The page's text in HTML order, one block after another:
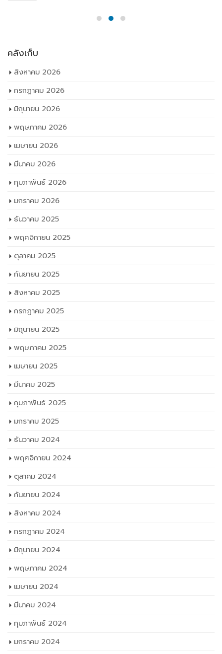
คลังเก็บ
สิงหาคม 2026
กรกฎาคม 2026
มิถุนายน 2026
พฤษภาคม 2026
เมษายน 2026
มีนาคม 2026
กุมภาพันธ์ 2026
มกราคม 2026
ธันวาคม 2025
พฤศจิกายน 2025
ตุลาคม 2025
กันยายน 2025
สิงหาคม 2025
กรกฎาคม 2025
มิถุนายน 2025
พฤษภาคม 2025
เมษายน 2025
มีนาคม 2025
กุมภาพันธ์ 2025
มกราคม 2025
ธันวาคม 2024
พฤศจิกายน 2024
ตุลาคม 2024
กันยายน 2024
สิงหาคม 2024
กรกฎาคม 2024
มิถุนายน 2024
พฤษภาคม 2024
เมษายน 2024
มีนาคม 2024
กุมภาพันธ์ 2024
มกราคม 2024